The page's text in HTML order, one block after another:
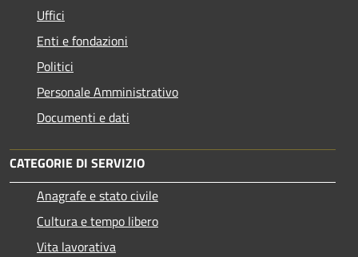
Uffici
Enti e fondazioni
Politici
Personale Amministrativo
Documenti e dati
CATEGORIE DI SERVIZIO
Anagrafe e stato civile
Cultura e tempo libero
Vita lavorativa